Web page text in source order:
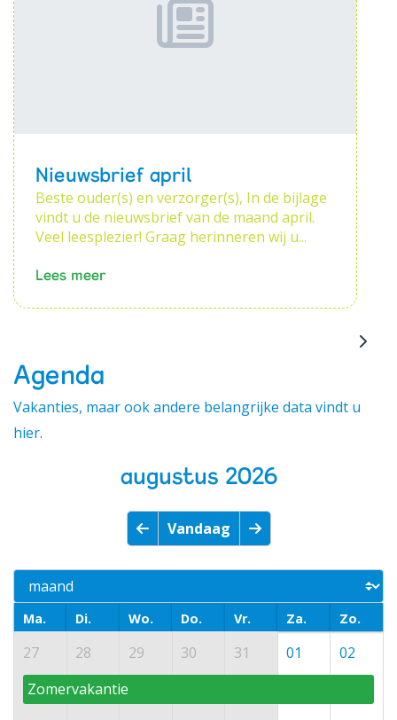
Nieuwsbrief april
Beste ouder(s) en verzorger(s), In de bijlage
vindt u de nieuwsbrief van de maand april.
Veel leesplezier! Graag herinneren wij u...
Lees meer
Agenda
Vakanties, maar ook andere belangrijke data vindt u
hier.
Vandaag
augustus 2026
Ma. Di. Wo. Do. Vr. Za. Zo.
27 28 29 30 31 01
02
Zomervakantie